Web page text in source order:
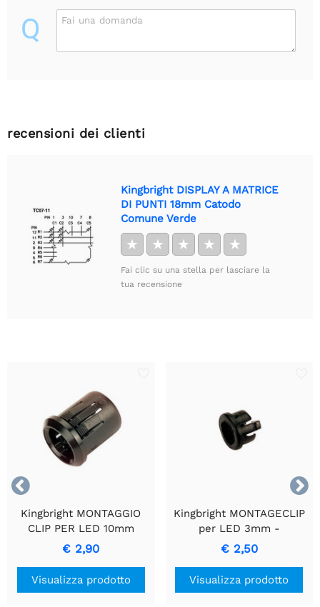
Q Fai una domanda
recensioni dei clienti
Kingbright DISPLAY A MATRICE
DI PUNTI 18mm Catodo
Comune Verde
★ ★ ★ ★ ★
Fai clic su una stella per lasciare la
tua recensione


Kingbright MONTAGGIO
CLIP PER LED 10mm
€ 2,90
Visualizza prodotto
Kingbright MONTAGECLIP
per LED 3mm -
Installazione Senza
Giunzioni e Stabilità
€ 2,50
Visualizza prodotto